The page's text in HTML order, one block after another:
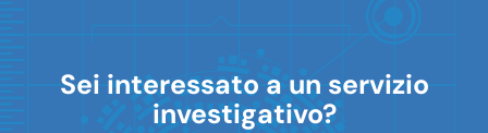
Sei interessato a un servizio
investigativo?